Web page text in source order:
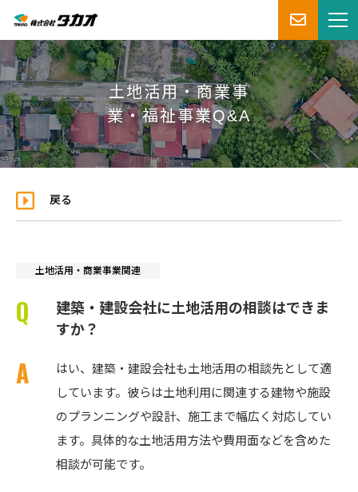
土地活用・商業事
業・福祉事業Q&A
戻る
土地活用・商業事業関連
建築・建設会社に土地活用の相談はできま
すか？
はい、建築・建設会社も土地活用の相談先として適
しています。彼らは土地利用に関連する建物や施設
のプランニングや設計、施工まで幅広く対応してい
ます。具体的な土地活用方法や費用面などを含めた
相談が可能です。